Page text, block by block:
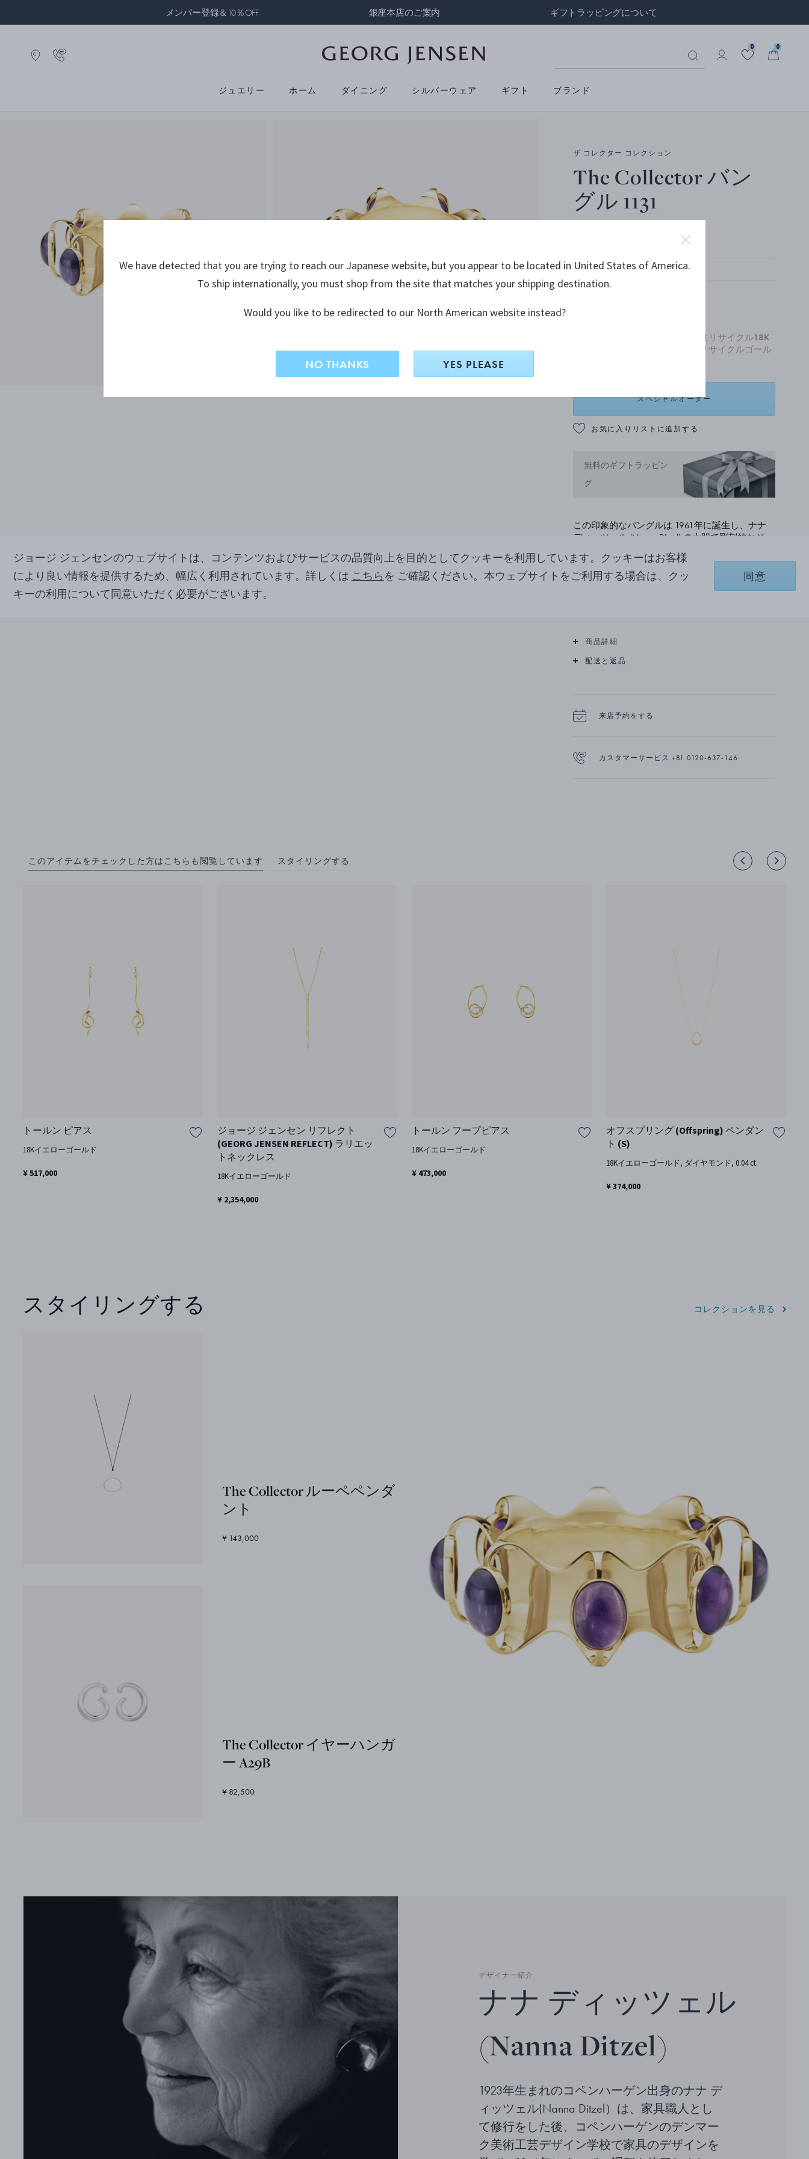
メンバー登録＆10％OFF 銀座本店のご案内 ギフトラッピングについて
0 0
ジュエリー ホーム ダイニング シルバーウェア ギフト ブランド
ザ コレクター コレクション
The Collector バン
グル 1131
18Kイエローゴールド, アメシスト
サイズを選択してください
全ての新作ゴールドジュエリーはリサイクル18K
ゴールドでつくられています。リサイクルゴール
スペシャルオーダー
お気に入りリストに追加する
無料のギフトラッピン
グ
この印象的なバングルは 1961年に誕生し、ナナ
ディッツェル (Nanna Ditzel) の大胆で彫刻的なジュ
エリーアプローチを印象的に合成したもので、波
状のイエローゴールドのバンドに沿って一連の楕
円形のパープルアメジストがあしらわれていま
す。デンマークのデザイン界をリードする人物、
グルはジョージ ジェンセン コペンハーゲンのア
ーカイブから復刻されたデザインの一連に加わり
を反映しています。
商品詳細
配送と返品
来店予約をする
カスタマーサービス +81 0120-637-146
このアイテムをチェックした方はこちらも閲覧しています スタイリングする
トールン ピアス
18Kイエローゴールド
¥ 517,000
ジョージ ジェンセン リフレクト
(GEORG JENSEN REFLECT) ラリエッ
トネックレス
18Kイエローゴールド
¥ 2,354,000
トールン フープピアス
18Kイエローゴールド
¥ 473,000
オフスプリング (Offspring) ペンダン
ト (S)
18Kイエローゴールド, ダイヤモンド, 0.04 ct.
¥ 374,000
コレクションを見る
スタイリングする
The Collector ルーペペンダ
ント
¥ 143,000
The Collector イヤーハンガ
ー A29B
¥ 82,500
デザイナー紹介
ナナ ディッツェル
(Nanna Ditzel)
1923年生まれのコペンハーゲン出身のナナ デ
ィッツェル(Nanna Ditzel）は、家具職人とし
て修行をした後、コペンハーゲンのデンマー
ク美術工芸デザイン学校で家具のデザインを
ジョージ ジェンセンのウェブサイトは、コンテンツおよびサービスの品質向上を目的としてクッキーを利用しています。クッキーはお客様
により良い情報を提供するため、幅広く利用されています。詳しくは こちら を ご確認ください。本ウェブサイトをご利用する場合は、クッ
キーの利用について同意いただく必要がございます。
同意
We have detected that you are trying to reach our Japanese website, but you appear to be located in United States of America.
To ship internationally, you must shop from the site that matches your shipping destination.
Would you like to be redirected to our North American website instead?
NO THANKS YES PLEASE